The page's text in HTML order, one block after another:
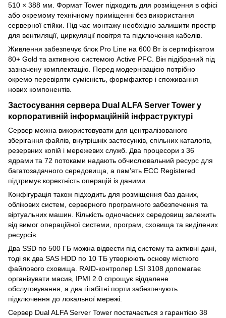
510 × 388 мм. Формат Tower підходить для розміщення в офісі
або окремому технічному приміщенні без використання
серверної стійки. Під час монтажу необхідно залишити простір
для вентиляції, циркуляції повітря та підключення кабелів.
Живлення забезпечує блок Pro Line на 600 Вт із сертифікатом
80+ Gold та активною системою Active PFC. Він підібраний під
зазначену комплектацію. Перед модернізацією потрібно
окремо перевіряти сумісність, формфактор і споживання
нових компонентів.
Застосування сервера Dual ALFA Server Tower у
корпоративній інформаційній інфраструктурі
Сервер можна використовувати для централізованого
зберігання файлів, внутрішніх застосунків, спільних каталогів,
резервних копій і мережевих служб. Два процесори з 36
ядрами та 72 потоками надають обчислювальний ресурс для
багатозадачного середовища, а пам’ять ECC Registered
підтримує коректність операцій із даними.
Конфігурація також підходить для розміщення баз даних,
облікових систем, серверного програмного забезпечення та
віртуальних машин. Кількість одночасних середовищ залежить
від вимог операційної системи, програм, сховища та виділених
ресурсів.
Два SSD по 500 ГБ можна відвести під систему та активні дані,
тоді як два SAS HDD по 10 ТБ утворюють основу місткого
файлового сховища. RAID-контролер LSI 3108 допомагає
організувати масив, IPMI 2.0 спрощує віддалене
обслуговування, а два гігабітні порти забезпечують
підключення до локальної мережі.
Сервер Dual ALFA Server Tower постачається з гарантією 38